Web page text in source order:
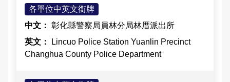
各單位中英文銜牌
彰化縣警察局員林分局林厝派出所
Lincuo Police Station Yuanlin Precinct
Changhua County Police Department